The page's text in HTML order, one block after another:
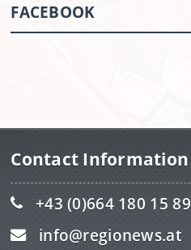
FACEBOOK
Contact Information
+43 (0)664 180 15 89
info@regionews.at